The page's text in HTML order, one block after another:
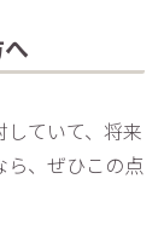
ていて、将来
ら、ぜひこの点